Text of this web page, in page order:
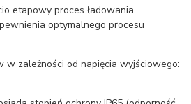
etapowy proces ładowania
optymalnego procesu
w zależności od napięcia wyjściowego: